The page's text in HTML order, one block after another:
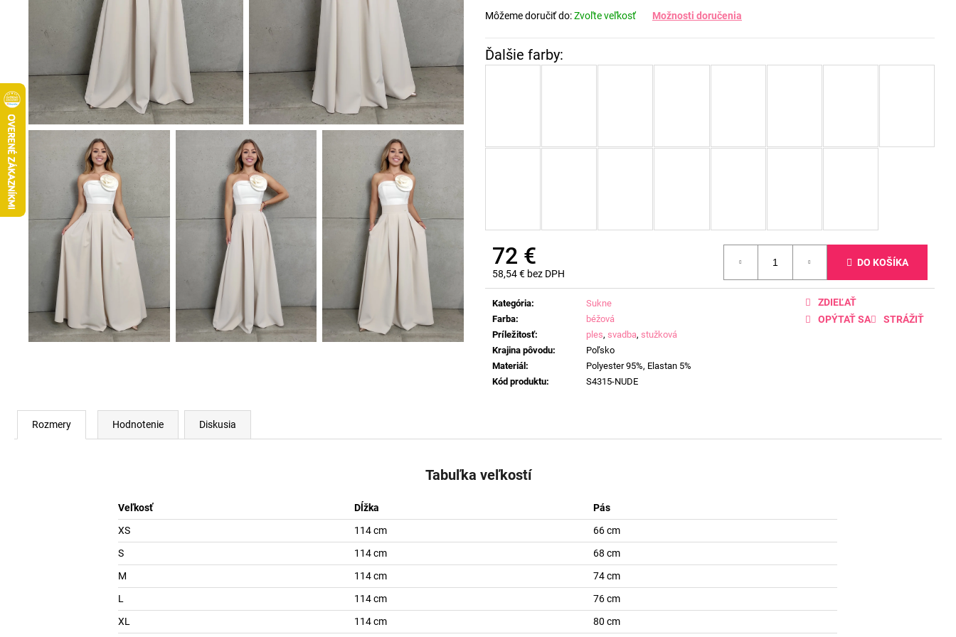
Môžeme doručiť do:Zvoľte veľkosť Možnosti doručenia
72 €
58,54 € bez DPH
Jednotková
cena:
DO KOŠÍKA
Kategória:
Sukne
Farba:
béžová
Príležitosť: ples, svadba, stužková
Krajina pôvodu:
Poľsko
Materiál:
Polyester 95%, Elastan 5%
Kód produktu: S4315-NUDE
OPÝTAŤ SA STRÁŽIŤ
ZDIEĽAŤ
Rozmery Hodnotenie Diskusia
Tabuľka veľkostí
Veľkosť Dĺžka
Pás
XS
114 cm
66 cm
S
114 cm
68 cm
M
114 cm
74 cm
L
114 cm
76 cm
XL
114 cm
80 cm